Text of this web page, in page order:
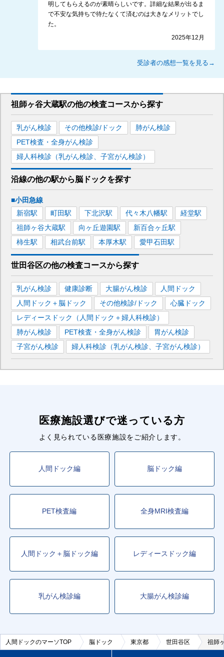
明してもらえるのが素晴らしいです。詳細な結果が出るま
で不安な気持ちで待たなくて済むのは大きなメリットでし
た。
2025年12月
受診者の感想一覧を見る→
祖師ヶ谷大蔵駅の他の検査コースから探す
乳がん検診 その他検診/ドック
肺がん検診
PET検査・全身がん検診
婦人科検診（乳がん検診、子宮がん検診）
沿線の他の駅から脳ドックを探す
■小田急線
新宿駅 町田駅 下北沢駅 代々木八幡駅 経堂駅
祖師ヶ谷大蔵駅 向ヶ丘遊園駅 新百合ヶ丘駅
柿生駅 相武台前駅 本厚木駅 愛甲石田駅
世田谷区の他の検査コースから探す
乳がん検診 健康診断 大腸がん検診
人間ドック
人間ドック＋脳ドック
その他検診/ドック
心臓ドック
レディースドック（人間ドック＋婦人科検診）
肺がん検診
PET検査・全身がん検診
胃がん検診
子宮がん検診
婦人科検診（乳がん検診、子宮がん検診）
医療施設選びで迷っている方
よく見られている医療施設をご紹介します。
人間ドック編 脳ドック編
PET検査編 全身MRI検査編
人間ドック＋脳ドック編 レディースドック編
乳がん検診編 大腸がん検診編
人間ドックのマーソTOP 脳ドック 東京都 世田谷区 祖師